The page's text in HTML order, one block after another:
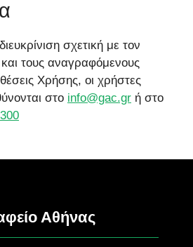
σχετική με τον
τους αναγραφόμενους
Χρήσης, οι χρήστες
στο info@gac.gr ή στο
Αθήνας